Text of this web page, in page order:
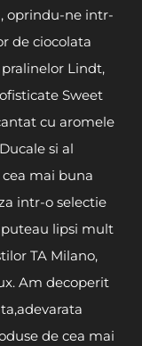
oprindu-ne intr-
de ciocolata
Lindt,
Sweet
cu aromele
si al
mai buna
intr-o selectie
lipsi mult
TA Milano,
Am decoperit
de cea mai